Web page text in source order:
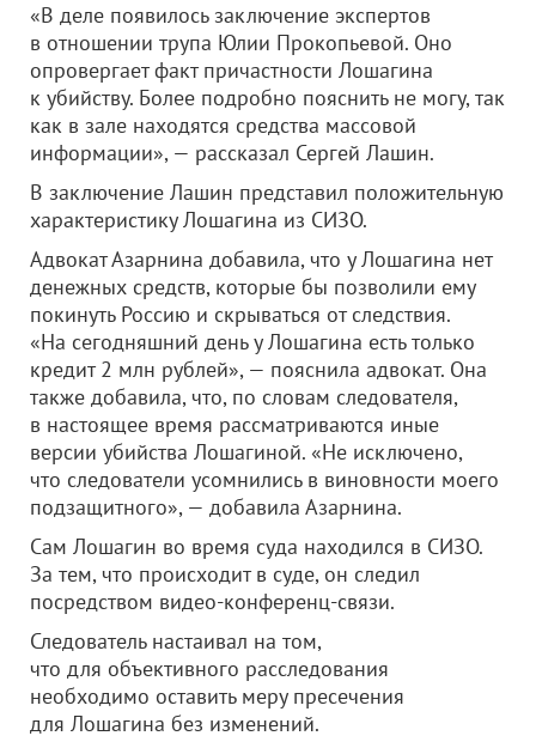
«В деле появилось заключение экспертов
в отношении трупа Юлии Прокопьевой. Оно
опровергает факт причастности Лошагина
к убийству. Более подробно пояснить не могу, так
как в зале находятся средства массовой
информации», — рассказал Сергей Лашин.
В заключение Лашин представил положительную
характеристику Лошагина из СИЗО.
Адвокат Азарнина добавила, что у Лошагина нет
денежных средств, которые бы позволили ему
покинуть Россию и скрываться от следствия.
«На сегодняшний день у Лошагина есть только
кредит 2 млн рублей», — пояснила адвокат. Она
также добавила, что, по словам следователя,
в настоящее время рассматриваются иные
версии убийства Лошагиной. «Не исключено,
что следователи усомнились в виновности моего
подзащитного», — добавила Азарнина.
Сам Лошагин во время суда находился в СИЗО.
За тем, что происходит в суде, он следил
посредством видео-конференц-связи.
Следователь настаивал на том,
что для объективного расследования
необходимо оставить меру пресечения
для Лошагина без изменений.